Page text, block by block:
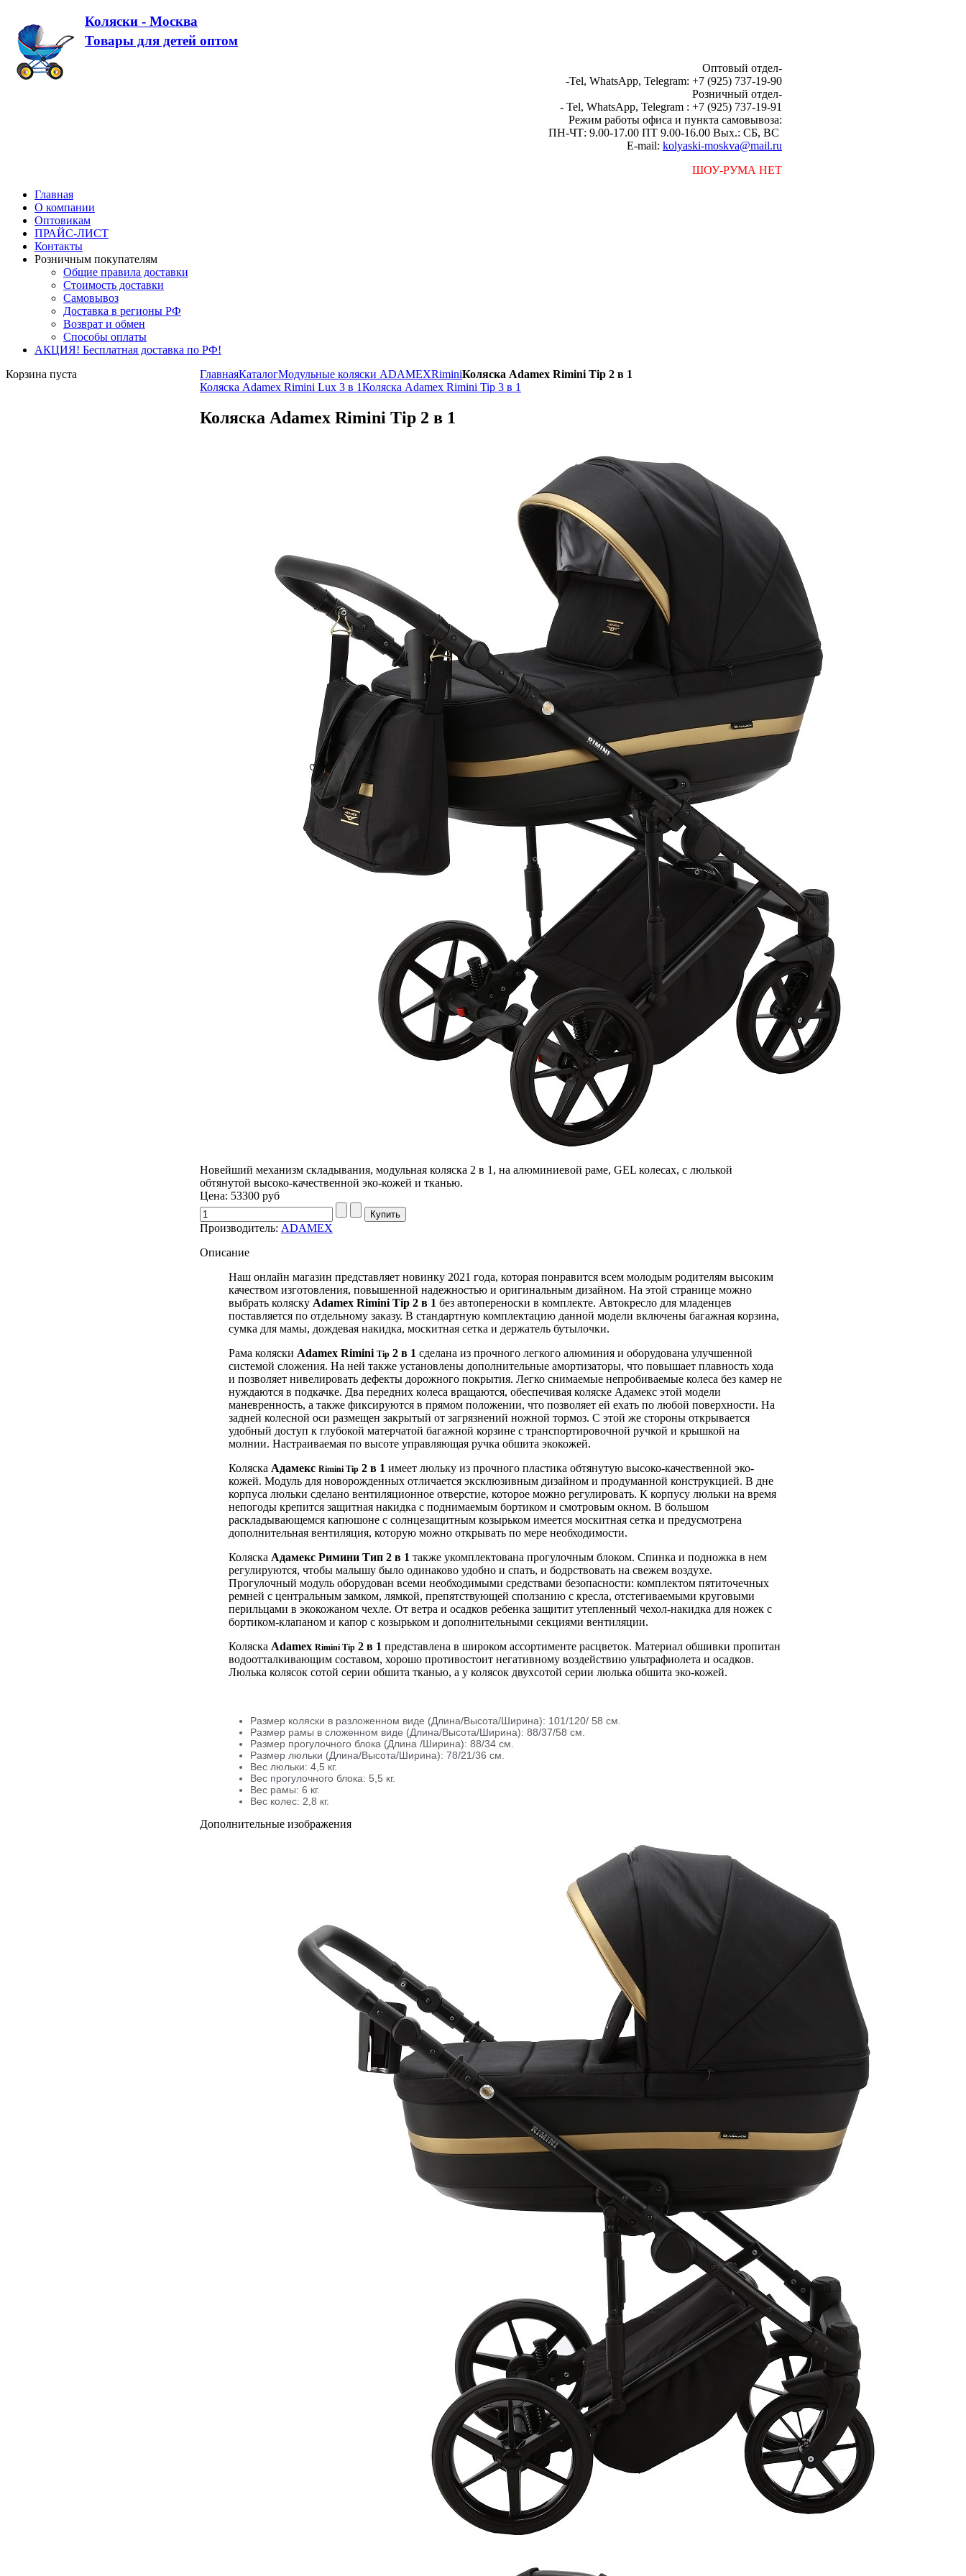
Коляски - Москва
Товары для детей оптом
Оптовый отдел-
-Tel, WhatsApp, Telegram: +7 (925) 737-19-90
Розничный отдел-
- Tel, WhatsApp, Telegram : +7 (925) 737-19-91
Режим работы офиса и пункта самовывоза:
ПН-ЧТ: 9.00-17.00 ПТ 9.00-16.00 Вых.: СБ, ВС
E-mail: kolyaski-moskva@mail.ru
ШОУ-РУМА НЕТ
Главная
О компании
Оптовикам
ПРАЙС-ЛИСТ
Контакты
Розничным покупателям
Общие правила доставки
Стоимость доставки
Самовывоз
Доставка в регионы РФ
Возврат и обмен
Способы оплаты
АКЦИЯ! Бесплатная доставка по РФ!
ГлавнаяКаталогМодульные коляски ADAMEXRiminiКоляска Adamex Rimini Tip 2 в 1
Коляска Adamex Rimini Lux 3 в 1Коляска Adamex Rimini Tip 3 в 1
Коляска Adamex Rimini Tip 2 в 1
Новейший механизм складывания, модульная коляска 2 в 1, на алюминиевой раме, GEL колесах, с люлькой
обтянутой высоко-качественной эко-кожей и тканью.
Цена: 53300 руб
Производитель: ADAMEX
Описание
Наш онлайн магазин представляет новинку 2021 года, которая понравится всем молодым родителям высоким
качеством изготовления, повышенной надежностью и оригинальным дизайном. На этой странице можно
выбрать коляску Adamex Rimini Tip 2 в 1 без автопереноски в комплекте. Автокресло для младенцев
поставляется по отдельному заказу. В стандартную комплектацию данной модели включены багажная корзина,
сумка для мамы, дождевая накидка, москитная сетка и держатель бутылочки.
Рама коляски Adamex Rimini Tip 2 в 1 сделана из прочного легкого алюминия и оборудована улучшенной
системой сложения. На ней также установлены дополнительные амортизаторы, что повышает плавность хода
и позволяет нивелировать дефекты дорожного покрытия. Легко снимаемые непробиваемые колеса без камер не
нуждаются в подкачке. Два передних колеса вращаются, обеспечивая коляске Адамекс этой модели
маневренность, а также фиксируются в прямом положении, что позволяет ей ехать по любой поверхности. На
задней колесной оси размещен закрытый от загрязнений ножной тормоз. С этой же стороны открывается
удобный доступ к глубокой матерчатой багажной корзине с транспортировочной ручкой и крышкой на
молнии. Настраиваемая по высоте управляющая ручка обшита экокожей.
Коляска Адамекс Rimini Tip 2 в 1 имеет люльку из прочного пластика обтянутую высоко-качественной эко-
кожей. Модуль для новорожденных отличается эксклюзивным дизайном и продуманной конструкцией. В дне
корпуса люльки сделано вентиляционное отверстие, которое можно регулировать. К корпусу люльки на время
непогоды крепится защитная накидка с поднимаемым бортиком и смотровым окном. В большом
раскладывающемся капюшоне с солнцезащитным козырьком имеется москитная сетка и предусмотрена
дополнительная вентиляция, которую можно открывать по мере необходимости.
Коляска Адамекс Римини Тип 2 в 1 также укомплектована прогулочным блоком. Спинка и подножка в нем
регулируются, чтобы малышу было одинаково удобно и спать, и бодрствовать на свежем воздухе.
Прогулочный модуль оборудован всеми необходимыми средствами безопасности: комплектом пятиточечных
ремней с центральным замком, лямкой, препятствующей сползанию с кресла, отстегиваемыми круговыми
перильцами в экокожаном чехле. От ветра и осадков ребенка защитит утепленный чехол-накидка для ножек с
бортиком-клапаном и капор с козырьком и дополнительными секциями вентиляции.
Коляска Adamex Rimini Tip 2 в 1 представлена в широком ассортименте расцветок. Материал обшивки пропитан
водоотталкивающим составом, хорошо противостоит негативному воздействию ультрафиолета и осадков.
Люлька колясок сотой серии обшита тканью, а у колясок двухсотой серии люлька обшита эко-кожей.
Размер коляски в разложенном виде (Длина/Высота/Ширина): 101/120/ 58 см.
Размер рамы в сложенном виде (Длина/Высота/Ширина): 88/37/58 см.
Размер прогулочного блока (Длина /Ширина): 88/34 см.
Размер люльки (Длина/Высота/Ширина): 78/21/36 см.
Вес люльки: 4,5 кг.
Вес прогулочного блока: 5,5 кг.
Вес рамы: 6 кг.
Вес колес: 2,8 кг.
Дополнительные изображения
Корзина пуста